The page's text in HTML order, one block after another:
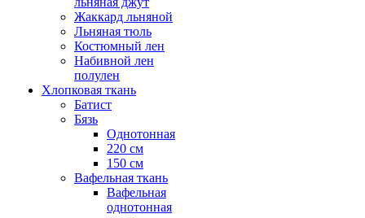
Жаккард льняной
Льняная тюль
Костюмный лен
Набивной лен
полулен
Хлопковая ткань
Батист
Бязь
Однотонная
220 см
150 см
Вафельная ткань
Вафельная
однотонная